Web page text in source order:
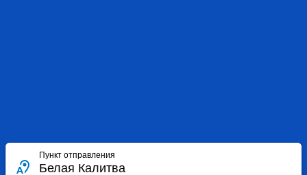
Пункт отправления